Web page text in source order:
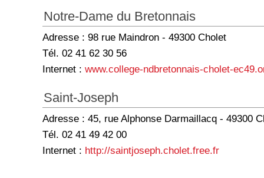
Notre-Dame du Bretonnais
Adresse : 98 rue Maindron - 49300 Cholet
Tél. 02 41 62 30 56
Internet : www.college-ndbretonnais-cholet-
Saint-Joseph
Adresse : 45, rue Alphonse Darmaillacq - 49300
Tél. 02 41 49 42 00
Internet : http://saintjoseph.cholet.free.fr